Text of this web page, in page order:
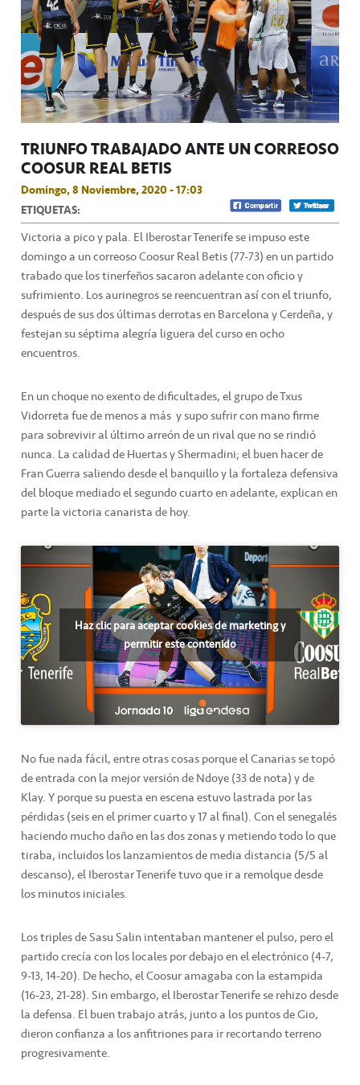
TRIUNFO TRABAJADO ANTE UN CORREOSO
COOSUR REAL BETIS
Domingo, 8 Noviembre, 2020 - 17:03
ETIQUETAS:
Victoria a pico y pala. El Iberostar Tenerife se impuso este
domingo a un correoso Coosur Real Betis (77-73) en un partido
trabado que los tinerfeños sacaron adelante con oficio y
sufrimiento. Los aurinegros se reencuentran así con el triunfo,
después de sus dos últimas derrotas en Barcelona y Cerdeña, y
festejan su séptima alegría liguera del curso en ocho
encuentros.
En un choque no exento de dificultades, el grupo de Txus
Vidorreta fue de menos a más y supo sufrir con mano firme
para sobrevivir al último arreón de un rival que no se rindió
nunca. La calidad de Huertas y Shermadini; el buen hacer de
Fran Guerra saliendo desde el banquillo y la fortaleza defensiva
del bloque mediado el segundo cuarto en adelante, explican en
parte la victoria canarista de hoy.
Haz clic para aceptar cookies de marketing y
permitir este contenido
No fue nada fácil, entre otras cosas porque el Canarias se topó
de entrada con la mejor versión de Ndoye (33 de nota) y de
Klay. Y porque su puesta en escena estuvo lastrada por las
pérdidas (seis en el primer cuarto y 17 al final). Con el senegalés
haciendo mucho daño en las dos zonas y metiendo todo lo que
tiraba, incluidos los lanzamientos de media distancia (5/5 al
descanso), el Iberostar Tenerife tuvo que ir a remolque desde
los minutos iniciales.
Los triples de Sasu Salin intentaban mantener el pulso, pero el
partido crecía con los locales por debajo en el electrónico (4-7,
9-13, 14-20). De hecho, el Coosur amagaba con la estampida
(16-23, 21-28). Sin embargo, el Iberostar Tenerife se rehizo desde
la defensa. El buen trabajo atrás, junto a los puntos de Gio,
dieron confianza a los anfitriones para ir recortando terreno
progresivamente.